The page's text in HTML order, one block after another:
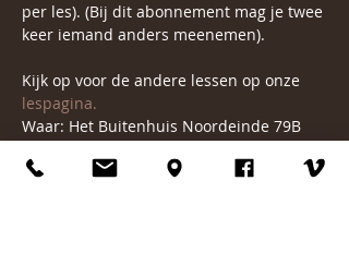
per les). (Bij dit abonnement mag je twee
keer iemand anders meenemen).
Kijk op voor de andere lessen op onze
lespagina.
Waar: Het Buitenhuis Noordeinde 79B